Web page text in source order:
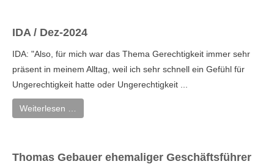
IDA / Dez-2024
IDA: "Also, für mich war das Thema Gerechtigkeit immer sehr
präsent in meinem Alltag, weil ich sehr schnell ein Gefühl für
Ungerechtigkeit hatte oder Ungerechtigkeit ...
Weiterlesen …
Thomas Gebauer ehemaliger Geschäftsführer